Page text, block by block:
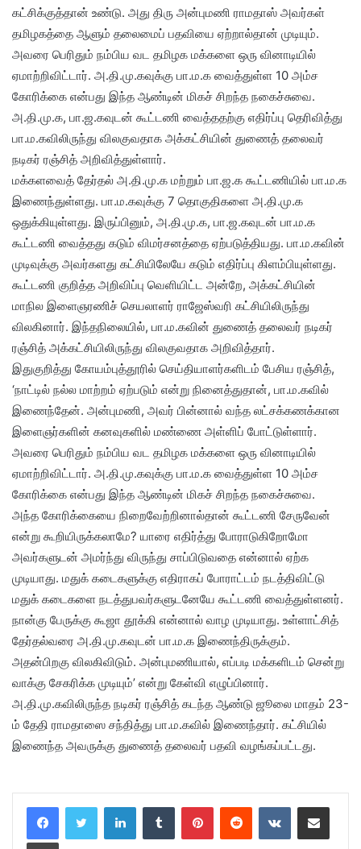
கட்சிக்குத்தான் உண்டு. அது திரு அன்புமணி ராமதாஸ் அவர்கள்
தமிழகத்தை ஆளும் தலைமைப் பதவியை ஏற்றால்தான் முடியும்.
அவரை பெரிதும் நம்பிய வட தமிழக மக்களை ஒரு வினாடியில்
ஏமாற்றிவிட்டார். அ.தி.மு.கவுக்கு பா.ம.க வைத்துள்ள 10 அம்ச
கோரிக்கை என்பது இந்த ஆண்டின் மிகச் சிறந்த நகைச்சுவை.
அ.தி.மு.க, பா.ஜ.கவுடன் கூட்டணி வைத்ததற்கு எதிர்ப்பு தெரிவித்து
பா.ம.கவிலிருந்து விலகுவதாக அக்கட்சியின் துணைத் தலைவர்
நடிகர் ரஞ்சித் அறிவித்துள்ளார்.
மக்களவைத் தேர்தல் அ.தி.மு.க மற்றும் பா.ஜ.க கூட்டணியில் பா.ம.க
இணைந்துள்ளது. பா.ம.கவுக்கு 7 தொகுதிகளை அ.தி.மு.க
ஒதுக்கியுள்ளது. இருப்பினும், அ.தி.மு.க, பா.ஜ.கவுடன் பா.ம.க
கூட்டணி வைத்தது கடும் விமர்சனத்தை ஏற்படுத்தியது. பா.ம.கவின்
முடிவுக்கு அவர்களது கட்சியிலேயே கடும் எதிர்ப்பு கிளம்பியுள்ளது.
கூட்டணி குறித்த அறிவிப்பு வெளியிட்ட அன்றே, அக்கட்சியின்
மாநில இளைஞரணிச் செயலாளர் ராஜேஸ்வரி கட்சியிலிருந்து
விலகினார். இந்தநிலையில், பா.ம.கவின் துணைத் தலைவர் நடிகர்
ரஞ்சித் அக்கட்சியிலிருந்து விலகுவதாக அறிவித்தார்.
இதுகுறித்து கோயம்புத்தூரில் செய்தியாளர்களிடம் பேசிய ரஞ்சித்,
‘நாட்டில் நல்ல மாற்றம் ஏற்படும் என்று நினைத்துதான், பா.ம.கவில்
இணைந்தேன். அன்புமணி, அவர் பின்னால் வந்த லட்சக்கணக்கான
இளைஞர்களின் கனவுகளில் மண்ணை அள்ளிப் போட்டுள்ளார்.
அவரை பெரிதும் நம்பிய வட தமிழக மக்களை ஒரு வினாடியில்
ஏமாற்றிவிட்டார். அ.தி.மு.கவுக்கு பா.ம.க வைத்துள்ள 10 அம்ச
கோரிக்கை என்பது இந்த ஆண்டின் மிகச் சிறந்த நகைச்சுவை.
அந்த கோரிக்கையை நிறைவேற்றினால்தான் கூட்டணி சேருவேன்
என்று கூறியிருக்கலாமே? யாரை எதிர்த்து போராடுகிறோமோ
அவர்களுடன் அமர்ந்து விருந்து சாப்பிடுவதை என்னால் ஏற்க
முடியாது. மதுக் கடைகளுக்கு எதிராகப் போராட்டம் நடத்திவிட்டு
மதுக் கடைகளை நடத்துபவர்களுடனேயே கூட்டணி வைத்துள்ளனர்.
நான்கு பேருக்கு கூஜா தூக்கி என்னால் வாழ முடியாது. உள்ளாட்சித்
தேர்தல்வரை அ.தி.மு.கவுடன் பா.ம.க இணைந்திருக்கும்.
அதன்பிறகு விலகிவிடும். அன்புமணியால், எப்படி மக்களிடம் சென்று
வாக்கு சேகரிக்க முடியும்’ என்று கேள்வி எழுப்பினார்.
அ.தி.மு.கவிலிருந்த நடிகர் ரஞ்சித் கடந்த ஆண்டு ஜூலை மாதம் 23-
ம் தேதி ராமதாஸை சந்தித்து பா.ம.கவில் இணைந்தார். கட்சியில்
இணைந்த அவருக்கு துணைத் தலைவர் பதவி வழங்கப்பட்டது.
LinkedInTumblr PinterestReddit VKontakteShare via Email
Print